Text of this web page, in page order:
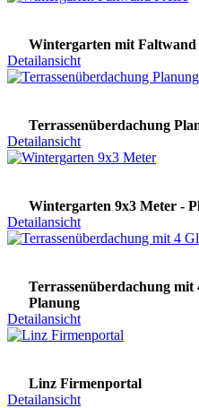
Wintergarten mit Faltwand
Detailansicht
Terrassenüberdachung
Detailansicht
Wintergarten 9x3 Meter -
Detailansicht
Terrassenüberdachung mit
Planung
Detailansicht
Linz Firmenportal
Detailansicht